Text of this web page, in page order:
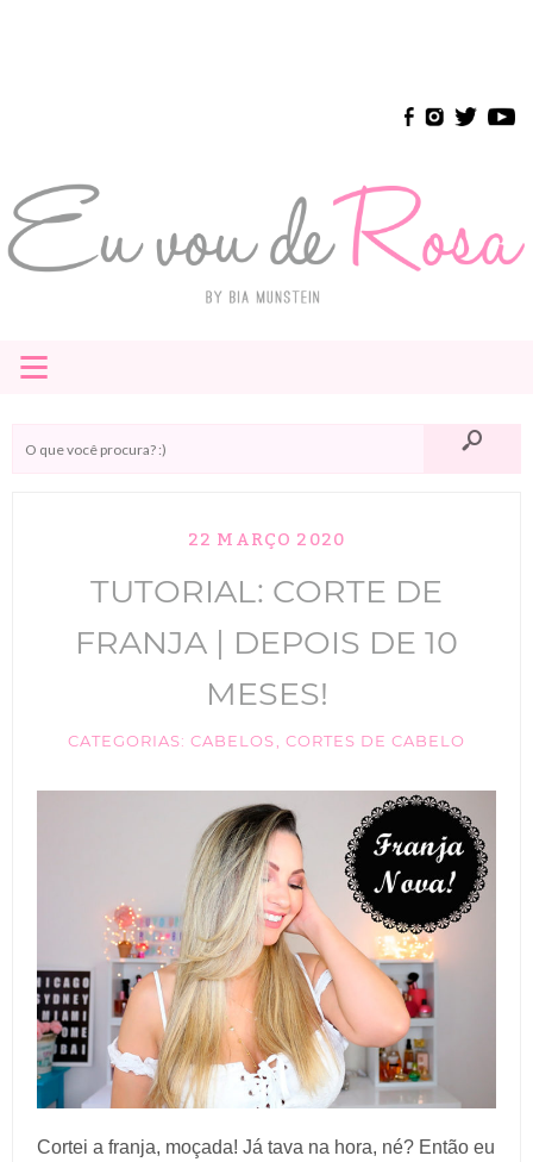
≡
E-BOOK
ANUNCIE
MAQUIAGEM
22 MARÇO 2020
TUTORIAL: CORTE DE
FRANJA | DEPOIS DE 10
MESES!
CATEGORIAS:CABELOS , CORTES DE CABELO
Cortei a franja, moçada! Já tava na hora, né? Então eu